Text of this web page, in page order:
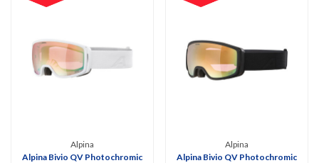
Alpina
Alpina Bivio QV Photochromic
Alpina
Alpina Bivio QV Photochromic